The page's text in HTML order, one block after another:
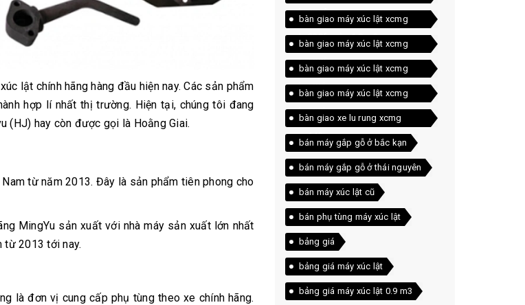
lật chính hãng hàng đầu hiện nay. Các sản phẩm
hợp lí nhất thị trường. Hiện tại, chúng tôi đang
(HJ) hay còn được gọi là Hoằng Giai.
từ năm 2013. Đây là sản phẩm tiên phong cho
MingYu sản xuất với nhà máy sản xuất lớn nhất
từ 2013 tới nay.
là đơn vị cung cấp phụ tùng theo xe chính hãng.
lw330fv
bàn giao máy xúc lật xcmg
lw330fv gàu 1.8 m3
bàn giao máy xúc lật xcmg
lw500fn
bàn giao máy xúc lật xcmg
lw500kn
bàn giao máy xúc lật xcmg
lw600kn
bàn giao xe lu rung xcmg
xs143j
bán máy gắp gỗ ở bắc kạn
bán máy gắp gỗ ở thái nguyên
bán máy xúc lật cũ
bán phụ tùng máy xúc lật
bảng giá
bảng giá máy xúc lật
bảng giá máy xúc lật 0.9 m3